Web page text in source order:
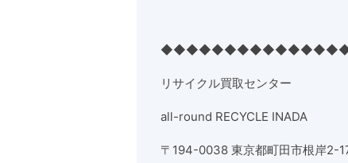
リサイクル買取センター
all-round RECYCLE INADA
〒 194-0038 東京都町田市根岸2-